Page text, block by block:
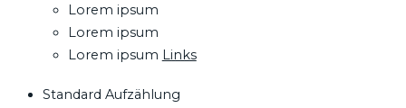
Lorem ipsum
Lorem ipsum
Lorem ipsum Links
Standard Aufzählung